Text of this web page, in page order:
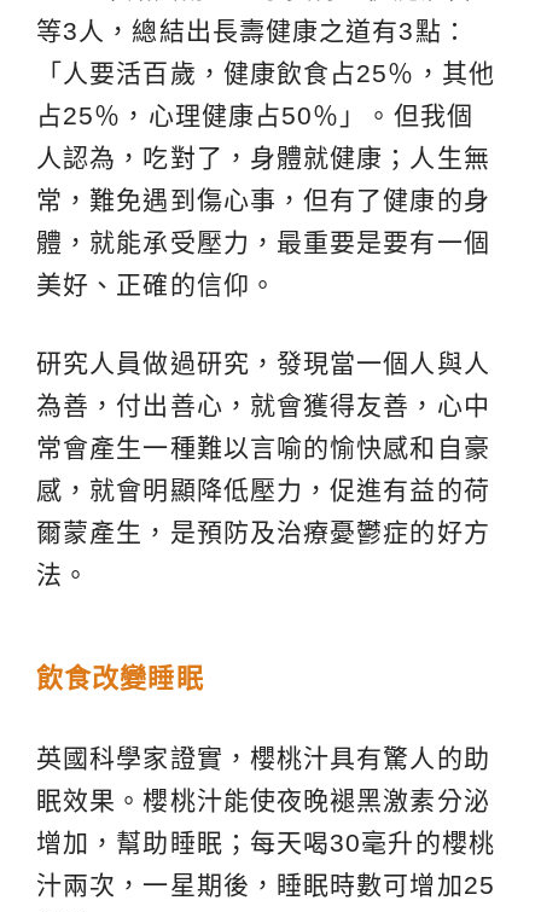
等3人，總結出長壽健康之道有3點：
「人要活百歲，健康飲食占25％，其他
占25％，心理健康占50％」。但我個
人認為，吃對了，身體就健康；人生無
常，難免遇到傷心事，但有了健康的身
體，就能承受壓力，最重要是要有一個
美好、正確的信仰。
研究人員做過研究，發現當一個人與人
為善，付出善心，就會獲得友善，心中
常會產生一種難以言喻的愉快感和自豪
感，就會明顯降低壓力，促進有益的荷
爾蒙產生，是預防及治療憂鬱症的好方
法。
飲食改變睡眠
英國科學家證實，櫻桃汁具有驚人的助
眠效果。櫻桃汁能使夜晚褪黑激素分泌
增加，幫助睡眠；每天喝30毫升的櫻桃
汁兩次，一星期後，睡眠時數可增加25